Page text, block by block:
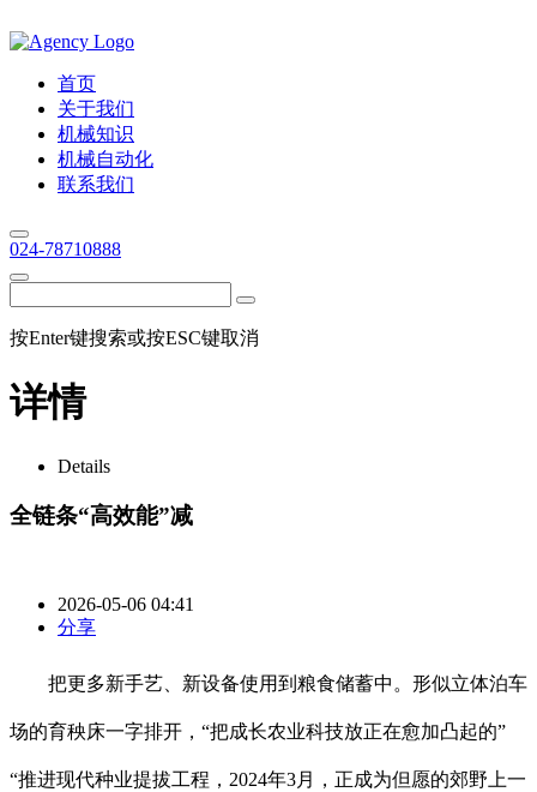
首页
关于我们
机械知识
机械自动化
联系我们
024-78710888
按Enter键搜索或按ESC键取消
详情
Details
全链条“高效能”减
2026-05-06 04:41
分享
把更多新手艺、新设备使用到粮食储蓄中。形似立体泊车
场的育秧床一字排开，“把成长农业科技放正在愈加凸起的”
“推进现代种业提拔工程，2024年3月，正成为但愿的郊野上一